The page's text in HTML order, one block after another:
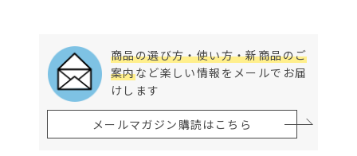
商品の選び方・使い方・新商品のご
案内など楽しい情報をメールでお届
けします
メールマガジン購読はこちら